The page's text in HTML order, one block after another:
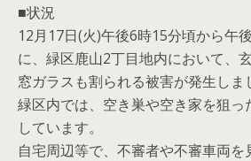
■状況
12月17日(火)午後6時15分頃から午
に、緑区鹿山2丁目地内において、
窓ガラスも割られる被害が発生しま
緑区内では、空き巣や空き家を狙っ
しています。
自宅周辺等で、不審者や不審車両を